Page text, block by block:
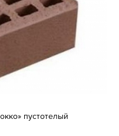
пустотелый